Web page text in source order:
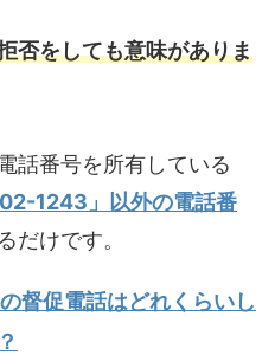
否をしても意味がありま
話番号を所有している
1243」以外の電話番
だけです。
督促電話はどれくらいし